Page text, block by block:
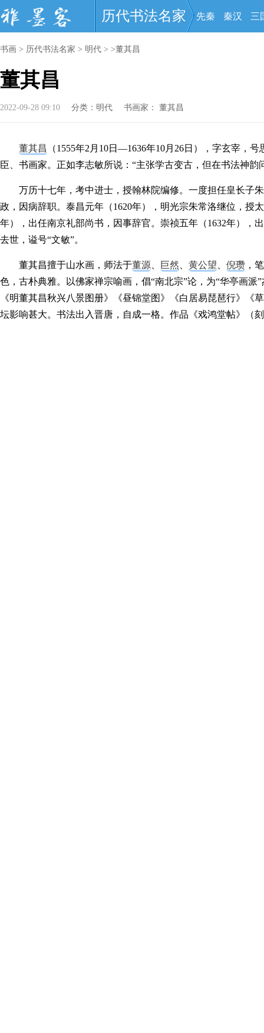
历代书法名家 先秦 秦汉 三
书画 > 历代书法名家 > 明代 > >董其昌
董其昌
2022-09-28 09:10 分类： 明代 书画家： 董其昌
董其昌
（1555年2月10日—1636年10月26日），字玄宰，
臣、书画家。正如李志敏所说：“主张学古变古，但在书法神
万历十七年，考中进士，授翰林院编修。一度担任皇长子
政，因病辞职。泰昌元年（1620年），明光宗朱常洛继位，授
年），出任南京礼部尚书，因事辞官。崇祯五年（1632年），
去世，谥号“文敏”。
董其昌擅于山水画，师法于董源 巨然 黄公望 倪瓒 ，
色，古朴典雅。以佛家禅宗喻画，倡“南北宗”论，为“华亭画
《明董其昌秋兴八景图册》《昼锦堂图》《白居易琵琶行》
坛影响甚大。书法出入晋唐，自成一格。作品《戏鸿堂帖》（